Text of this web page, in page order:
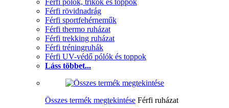
Férfi pólók, trikók és toppok
Férfi rövidnadrág
Férfi sportfehérneműk
Férfi thermo ruházat
Férfi trekking ruházat
Férfi tréningruhák
Férfi UV-védő pólók és toppok
Láss többet...
Összes termék megtekintése Férfi ruházat